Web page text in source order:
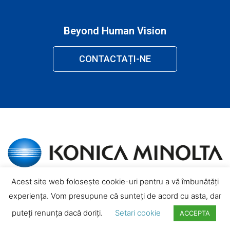
Beyond Human Vision
CONTACTAȚI-NE
LINKURI:
Acest site web folosește cookie-uri pentru a vă îmbunătăți
experiența. Vom presupune că sunteți de acord cu asta, dar
puteți renunța dacă doriți.
Setari cookie ACCEPTA